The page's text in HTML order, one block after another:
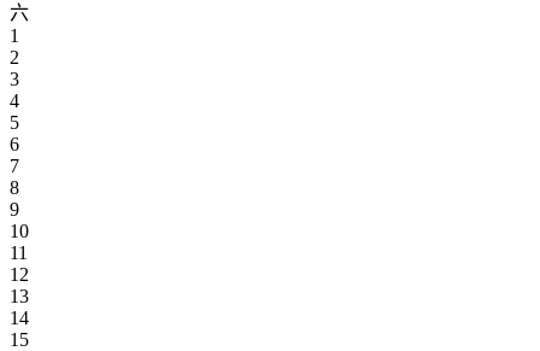
六
1
2
3
4
5
6
7
8
9
10
11
12
13
14
15